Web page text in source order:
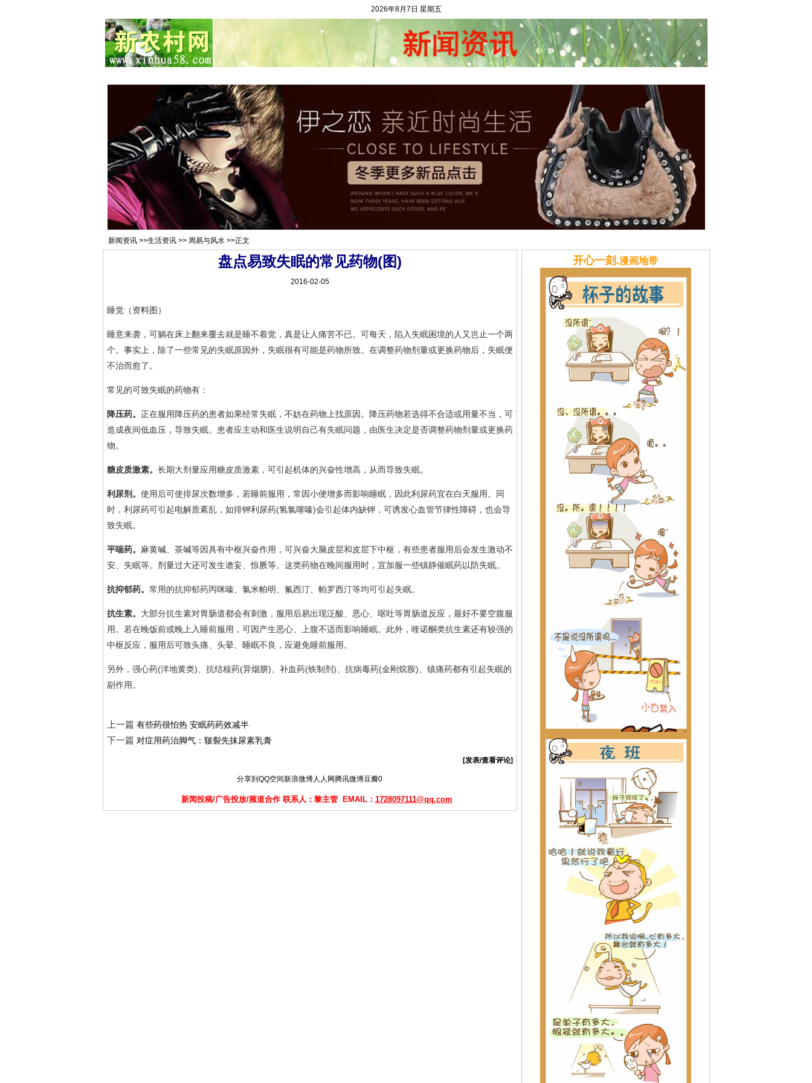
2026年8月7日 星期五
新闻资讯 >>生活资讯>> 周易与风水>>正文
盘点易致失眠的常见药物(图)
2016-02-05
睡觉（资料图）
睡意来袭，可躺在床上翻来覆去就是睡不着觉，真是让人痛苦不已。可每天，陷入失眠困境的人又岂止一个两
个。事实上，除了一些常见的失眠原因外，失眠很有可能是药物所致。在调整药物剂量或更换药物后，失眠便
不治而愈了。
常见的可致失眠的药物有：
降压药。 正在服用降压药的患者如果经常失眠，不妨在药物上找原因。降压药物若选得不合适或用量不当，可
造成夜间低血压，导致失眠。患者应主动和医生说明自己有失眠问题，由医生决定是否调整药物剂量或更换药
物。
糖皮质激素。 长期大剂量应用糖皮质激素，可引起机体的兴奋性增高，从而导致失眠。
利尿剂。 使用后可使排尿次数增多，若睡前服用，常因小便增多而影响睡眠，因此利尿药宜在白天服用。同
时，利尿药可引起电解质紊乱，如排钾利尿药(氢氯噻嗪)会引起体内缺钾，可诱发心血管节律性障碍，也会导
致失眠。
平喘药。 麻黄碱、茶碱等因具有中枢兴奋作用，可兴奋大脑皮层和皮层下中枢，有些患者服用后会发生激动不
安、失眠等。剂量过大还可发生谵妄、惊厥等。这类药物在晚间服用时，宜加服一些镇静催眠药以防失眠。
抗抑郁药。 常用的抗抑郁药丙咪嗪、氯米帕明、氟西汀、帕罗西汀等均可引起失眠。
抗生素。 大部分抗生素对胃肠道都会有刺激，服用后易出现泛酸、恶心、呕吐等胃肠道反应，最好不要空腹服
用。若在晚饭前或晚上入睡前服用，可因产生恶心、上腹不适而影响睡眠。此外，喹诺酮类抗生素还有较强的
中枢反应，服用后可致头痛、头晕、睡眠不良，应避免睡前服用。
另外，强心药(洋地黄类)、抗结核药(异烟肼)、补血药(铁制剂)、抗病毒药(金刚烷胺)、镇痛药都有引起失眠的
副作用。
上一篇 有些药很怕热 安眠药药效减半
下一篇 对症用药治脚气：皲裂先抹尿素乳膏
[发表/查看评论]
分享到 QQ空间新浪微博人人网 腾讯微博豆瓣0
新闻投稿/广告投放/频道合作 联系人：黎主管 EMAIL： 1728097111@qq.com
开心一刻.漫画地带